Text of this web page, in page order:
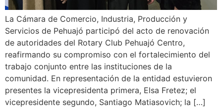
La Cámara de Comercio, Industria, Producción y
Servicios de Pehuajó participó del acto de renovación
de autoridades del Rotary Club Pehuajó Centro,
reafirmando su compromiso con el fortalecimiento del
trabajo conjunto entre las instituciones de la
comunidad. En representación de la entidad estuvieron
presentes la vicepresidenta primera, Elsa Fretez; el
vicepresidente segundo, Santiago Matiasovich; la […]